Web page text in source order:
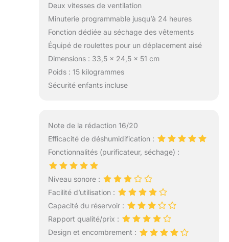
Deux vitesses de ventilation
Minuterie programmable jusqu’à 24 heures
Fonction dédiée au séchage des vêtements
Équipé de roulettes pour un déplacement aisé
Dimensions : 33,5 x 24,5 x 51 cm
Poids : 15 kilogrammes
Sécurité enfants incluse
Note de la rédaction 16/20
Efficacité de déshumidification :
Fonctionnalités (purificateur, séchage) :
Niveau sonore :
Facilité d’utilisation :
Capacité du réservoir :
Rapport qualité/prix :
Design et encombrement :